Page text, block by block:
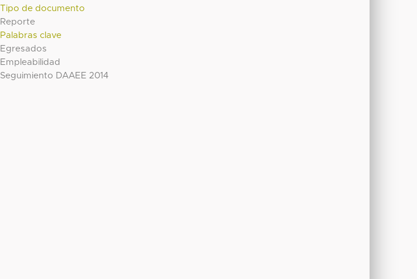
Tipo de documento
Reporte
Palabras clave
Egresados
Empleabilidad
Seguimiento DAAEE 2014